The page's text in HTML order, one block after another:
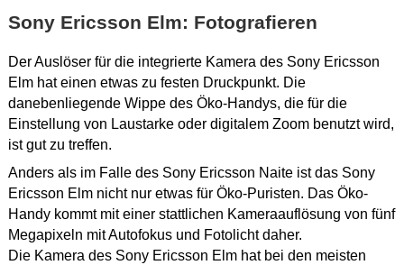
Sony Ericsson Elm: Fotografieren
Der Auslöser für die integrierte Kamera des Sony Ericsson
Elm hat einen etwas zu festen Druckpunkt. Die
danebenliegende Wippe des Öko-Handys, die für die
Einstellung von Laustarke oder digitalem Zoom benutzt wird,
ist gut zu treffen.
Anders als im Falle des Sony Ericsson Naite ist das Sony
Ericsson Elm nicht nur etwas für Öko-Puristen. Das Öko-
Handy kommt mit einer stattlichen Kameraauflösung von fünf
Megapixeln mit Autofokus und Fotolicht daher.
Die Kamera des Sony Ericsson Elm hat bei den meisten